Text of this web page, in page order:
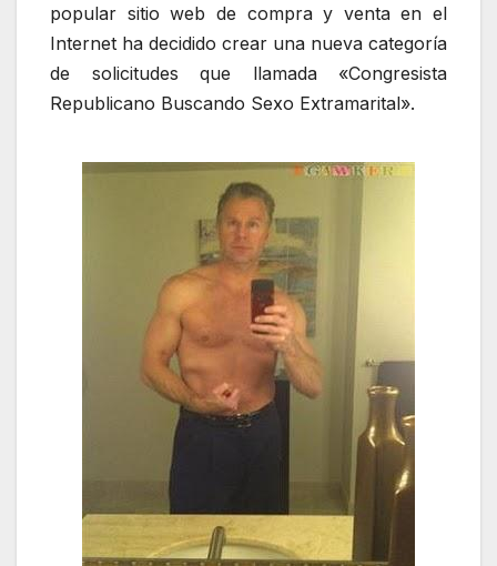
popular sitio web de compra y venta en el
Internet ha decidido crear una nueva categoría
de solicitudes que llamada «Congresista
Republicano Buscando Sexo Extramarital».